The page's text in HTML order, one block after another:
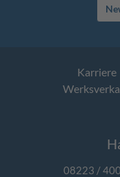
Karriere
08223 /